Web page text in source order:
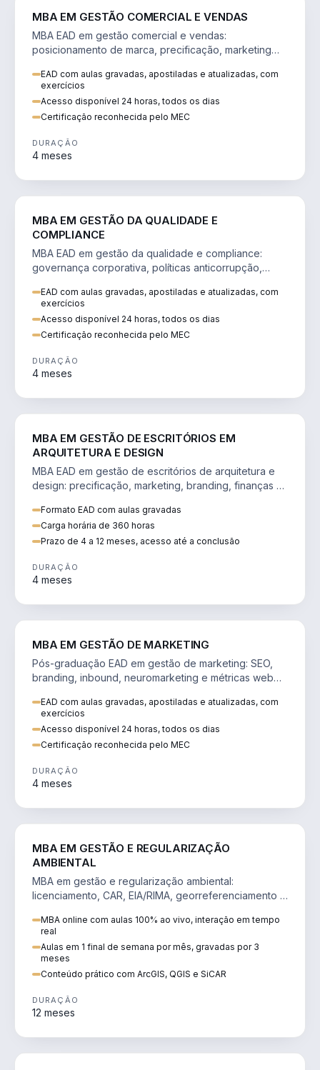
MBA EM GESTÃO COMERCIAL E VENDAS
MBA EAD em gestão comercial e vendas:
posicionamento de marca, precificação, marketing
EAD com aulas gravadas, apostiladas e atualizadas, com
exercícios
Acesso disponível 24 horas, todos os dias
Certificação reconhecida pelo MEC
DURAÇÃO
4 meses
MBA EM GESTÃO DA QUALIDADE E
COMPLIANCE
MBA EAD em gestão da qualidade e compliance:
governança corporativa, políticas anticorrupção,
EAD com aulas gravadas, apostiladas e atualizadas, com
exercícios
Acesso disponível 24 horas, todos os dias
Certificação reconhecida pelo MEC
DURAÇÃO
4 meses
MBA EM GESTÃO DE ESCRITÓRIOS EM
ARQUITETURA E DESIGN
MBA EAD em gestão de escritórios de arquitetura e
design: precificação, marketing, branding, finanças e
Formato EAD com aulas gravadas
Carga horária de 360 horas
Prazo de 4 a 12 meses, acesso até a conclusão
DURAÇÃO
4 meses
MBA EM GESTÃO DE MARKETING
Pós-graduação EAD em gestão de marketing: SEO,
branding, inbound, neuromarketing e métricas web
EAD com aulas gravadas, apostiladas e atualizadas, com
exercícios
Acesso disponível 24 horas, todos os dias
Certificação reconhecida pelo MEC
DURAÇÃO
4 meses
MBA EM GESTÃO E REGULARIZAÇÃO
AMBIENTAL
MBA em gestão e regularização ambiental:
licenciamento, CAR, EIA/RIMA, georreferenciamento e
MBA online com aulas 100% ao vivo, interação em tempo
real
Aulas em 1 final de semana por mês, gravadas por 3
meses
Conteúdo prático com ArcGIS, QGIS e SiCAR
DURAÇÃO
12 meses